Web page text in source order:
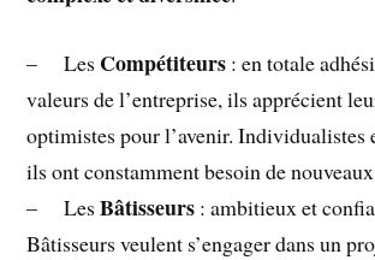
– Les Compétiteurs : en totale
valeurs de l’entreprise, ils apprécient
optimistes pour l’avenir. Individualistes
ils ont constamment besoin de
– LesBâtisseurs : ambitieux et
Bâtisseurs veulent s’engager dans un